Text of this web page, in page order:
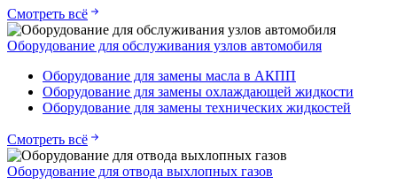
Смотреть всё
Оборудование для обслуживания узлов автомобиля
Оборудование для замены масла в АКПП
Оборудование для замены охлаждающей жидкости
Оборудование для замены технических жидкостей
Смотреть всё
Оборудование для отвода выхлопных газов